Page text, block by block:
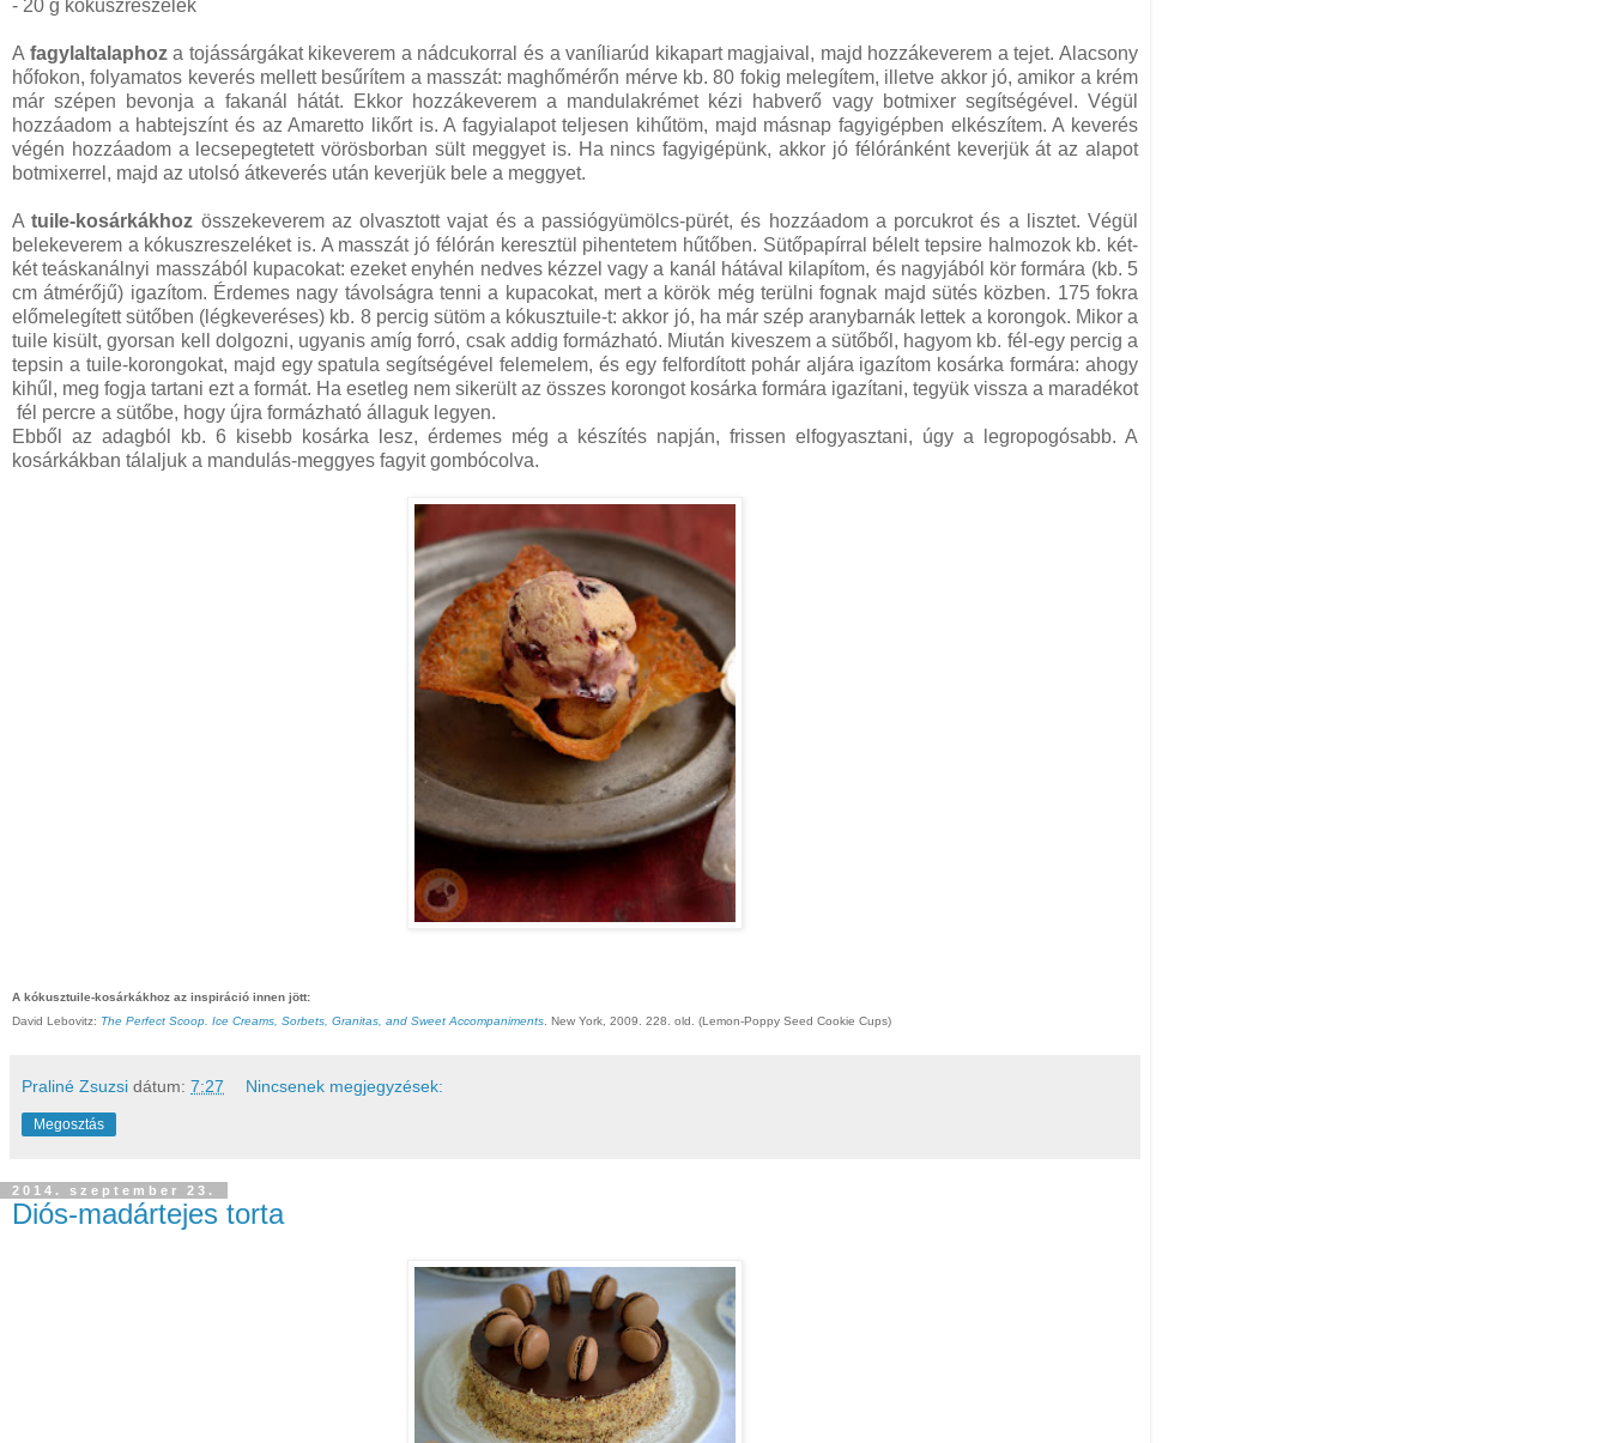
- 20 g kókuszreszelék
A fagylaltalaphoza tojássárgákat kikeverem a nádcukorral és a vaníliarúd kikapart magjaival, majd hozzákeverem a tejet. Alacsony
hőfokon, folyamatos keverés mellett besűrítem a masszát: maghőmérőn mérve kb. 80 fokig melegítem, illetve akkor jó, amikor a krém
már szépen bevonja a fakanál hátát. Ekkor hozzákeverem a mandulakrémet kézi habverő vagy botmixer segítségével. Végül
hozzáadom a habtejszínt és az Amaretto likőrt is. A fagyialapot teljesen kihűtöm, majd másnap fagyigépben elkészítem. A keverés
végén hozzáadom a lecsepegtetett vörösborban sült meggyet is. Ha nincs fagyigépünk, akkor jó félóránként keverjük át az alapot
botmixerrel, majd az utolsó átkeverés után keverjük bele a meggyet.
Atuile-kosárkákhoz összekeverem az olvasztott vajat és a passiógyümölcs-pürét, és hozzáadom a porcukrot és a lisztet. Végül
belekeverem a kókuszreszeléket is. A masszát jó félórán keresztül pihentetem hűtőben. Sütőpapírral bélelt tepsire halmozok kb. két-
két teáskanálnyi masszából kupacokat: ezeket enyhén nedves kézzel vagy a kanál hátával kilapítom, és nagyjából kör formára (kb. 5
cm átmérőjű) igazítom. Érdemes nagy távolságra tenni a kupacokat, mert a körök még terülni fognak majd sütés közben. 175 fokra
előmelegített sütőben (légkeveréses) kb. 8 percig sütöm a kókusztuile-t: akkor jó, ha már szép aranybarnák lettek a korongok. Mikor a
tuile kisült, gyorsan kell dolgozni, ugyanis amíg forró, csak addig formázható. Miután kiveszem a sütőből, hagyom kb. fél-egy percig a
tepsin a tuile-korongokat, majd egy spatula segítségével felemelem, és egy felfordított pohár aljára igazítom kosárka formára: ahogy
kihűl, meg fogja tartani ezt a formát. Ha esetleg nem sikerült az összes korongot kosárka formára igazítani, tegyük vissza a maradékot
fél percre a sütőbe, hogy újra formázható állaguk legyen.
Ebből az adagból kb. 6 kisebb kosárka lesz, érdemes még a készítés napján, frissen elfogyasztani, úgy a legropogósabb. A
kosárkákban tálaljuk a mandulás-meggyes fagyit gombócolva.
A kókusztuile-kosárkákhoz az inspiráció innen jött:
David Lebovitz: The Perfect Scoop. Ice Creams, Sorbets, Granitas, and Sweet Accompaniments . New York, 2009. 228. old. (Lemon-Poppy Seed Cookie Cups)
Praliné Zsuzsi dátum: 7:27 Nincsenek megjegyzések:
Megosztás
2014. szeptember 23.
Diós-madártejes torta